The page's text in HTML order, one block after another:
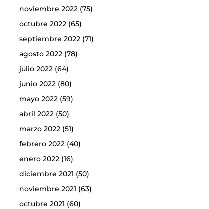
noviembre 2022(75)
octubre 2022(65)
septiembre 2022(71)
agosto 2022(78)
julio 2022(64)
junio 2022(80)
mayo 2022(59)
abril 2022(50)
marzo 2022(51)
febrero 2022(40)
enero 2022(16)
diciembre 2021 (50)
noviembre 2021 (63)
octubre 2021 (60)